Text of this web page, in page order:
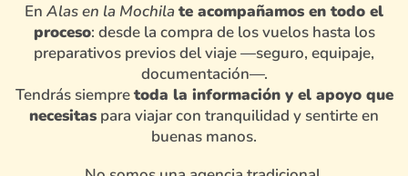
En Alas en la Mochilate acompañamos en todo el
proceso: desde la compra de los vuelos hasta los
preparativos previos del viaje —seguro, equipaje,
documentación—.
Tendrás siempretoda la información y el apoyo que
necesitas para viajar con tranquilidad y sentirte en
buenas manos.